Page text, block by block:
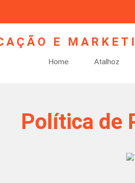
Home Atalhoz
Política de